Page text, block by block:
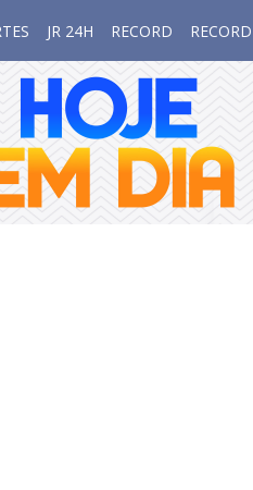
JR 24H RECORD